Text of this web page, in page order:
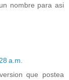
nombre para asi
a.m.
que postea